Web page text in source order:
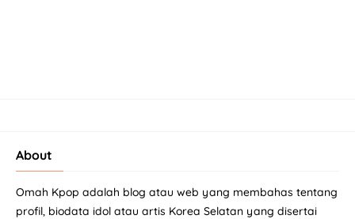
About
Omah Kpop adalah blog atau web yang membahas tentang
profil, biodata idol atau artis Korea Selatan yang disertai